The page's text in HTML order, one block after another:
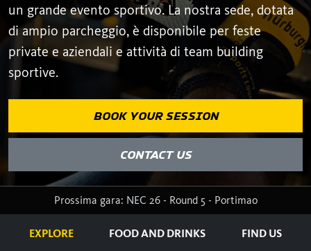
un grande evento sportivo. La nostra sede, dotata
di ampio parcheggio, è disponibile per feste
private e aziendali e attività di team building
sportive.
BOOK YOUR SESSION
CONTACT US
Prossima gara: NEC 26 - Round 5 - Portimao
EXPLORE FOOD AND DRINKS FIND US